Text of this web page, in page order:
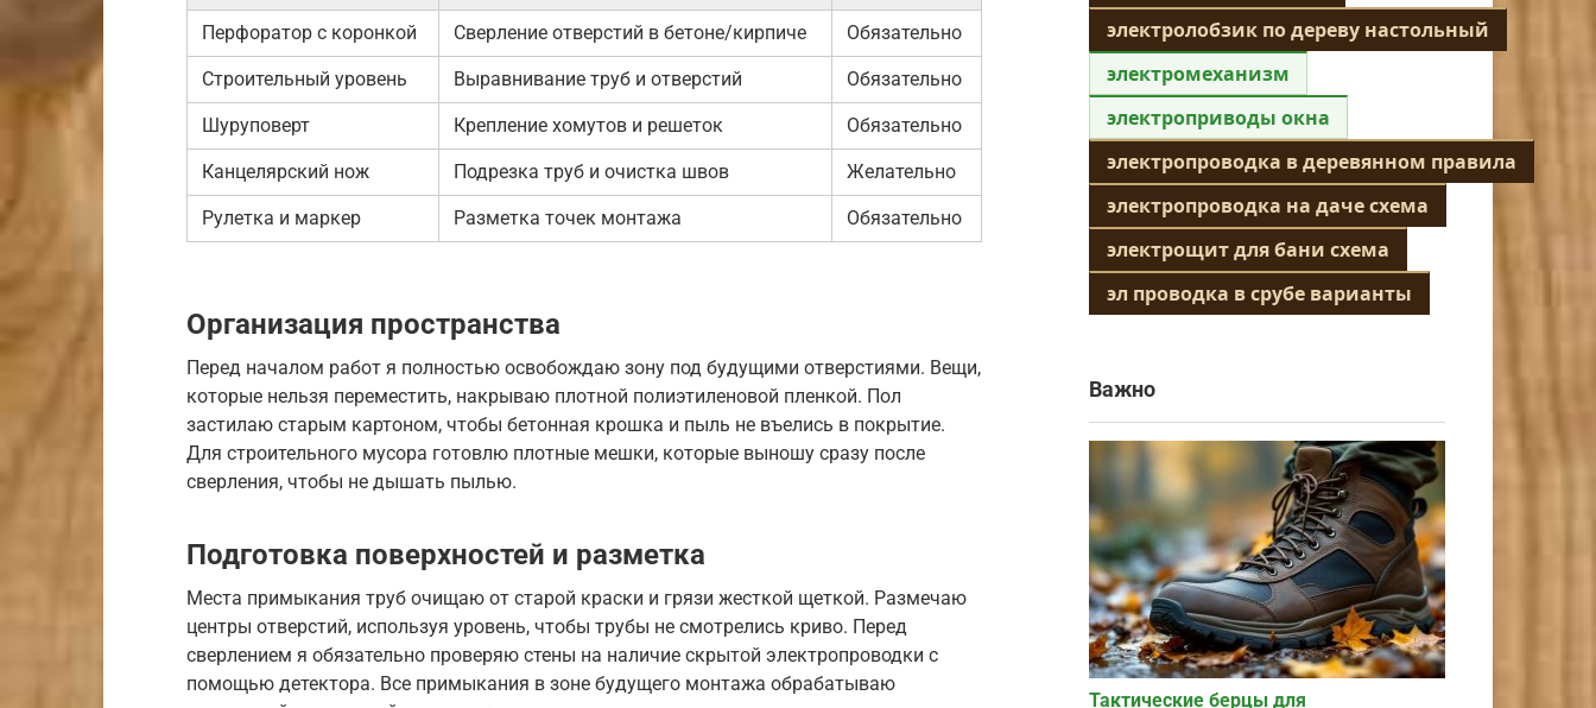
Перфоратор с коронкой Сверление отверстий в бетоне/кирпиче Обязательно
Строительный уровень Выравнивание труб и отверстий Обязательно
Шуруповерт Крепление хомутов и решеток Обязательно
Канцелярский нож Подрезка труб и очистка швов Желательно
Рулетка и маркер Разметка точек монтажа Обязательно
Организация пространства
Перед началом работ я полностью освобождаю зону под будущими отверстиями. Вещи,
которые нельзя переместить, накрываю плотной полиэтиленовой пленкой. Пол
застилаю старым картоном, чтобы бетонная крошка и пыль не въелись в покрытие.
Для строительного мусора готовлю плотные мешки, которые выношу сразу после
сверления, чтобы не дышать пылью.
Подготовка поверхностей и разметка
Места примыкания труб очищаю от старой краски и грязи жесткой щеткой. Размечаю
центры отверстий, используя уровень, чтобы трубы не смотрелись криво. Перед
сверлением я обязательно проверяю стены на наличие скрытой электропроводки с
помощью детектора. Все примыкания в зоне будущего монтажа обрабатываю
электролобзик по дереву настольный
электромеханизм
электроприводы окна
электропроводка в деревянном правила
электропроводка на даче схема
электрощит для бани схема
эл проводка в срубе варианты
Важно
Тактические берцы для